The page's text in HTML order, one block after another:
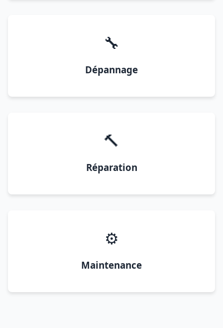
🔧
Dépannage
🔨
Réparation
⚙️
Maintenance